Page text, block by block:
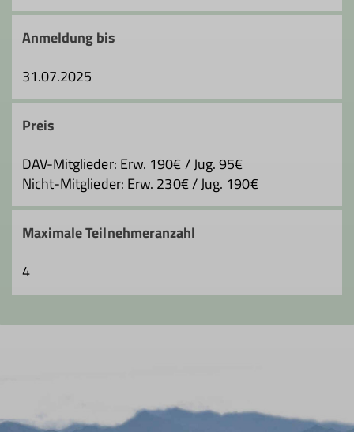
Anmeldung bis
31.07.2025
Preis
DAV-Mitglieder: Erw. 190€ / Jug. 95€
Nicht-Mitglieder: Erw. 230€ / Jug. 190€
Maximale Teilnehmeranzahl
4